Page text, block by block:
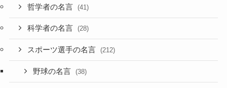
哲学者の名言 (41)
科学者の名言 (28)
スポーツ選手の名言 (212)
野球の名言 (38)